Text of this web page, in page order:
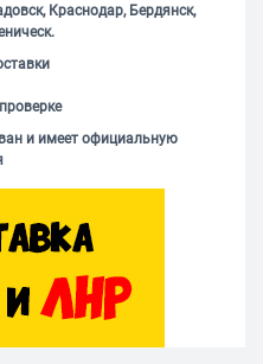
Краснодар, Бердянск,
и имеет официальную